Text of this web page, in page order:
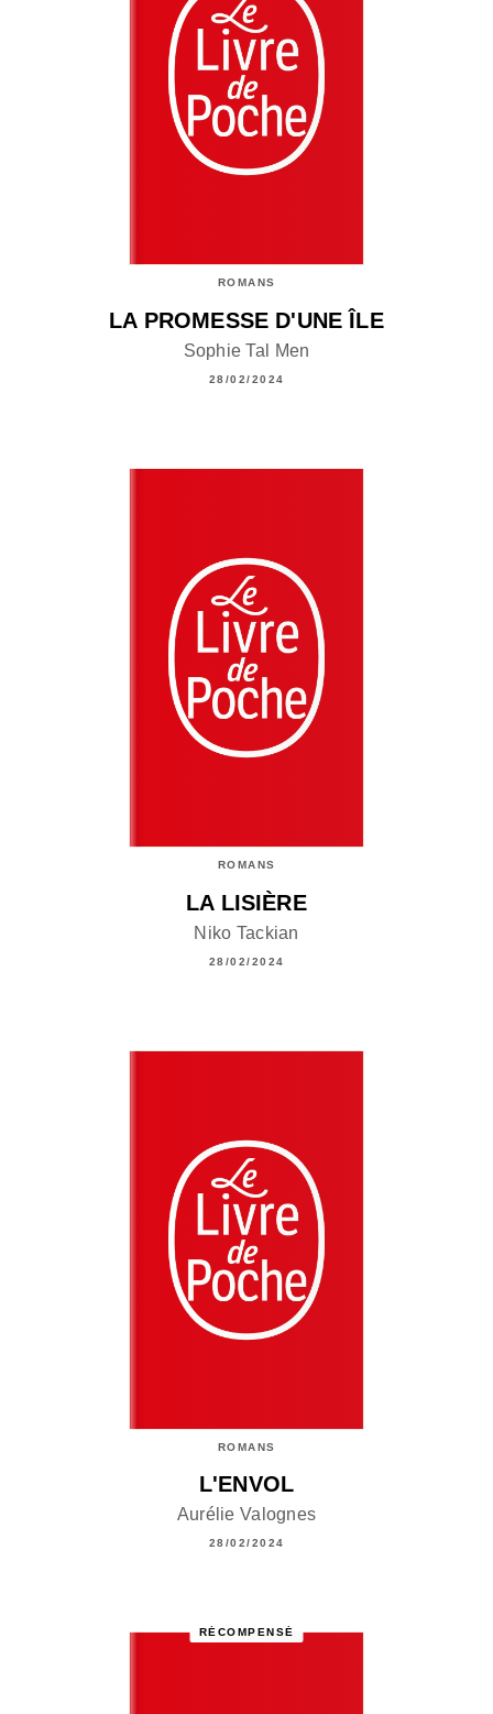
ROMANS
LA PROMESSE D'UNE ÎLE
Sophie Tal Men
28/02/2024
ROMANS
LA LISIÈRE
Niko Tackian
28/02/2024
ROMANS
L'ENVOL
Aurélie Valognes
28/02/2024
RÉCOMPENSÉ